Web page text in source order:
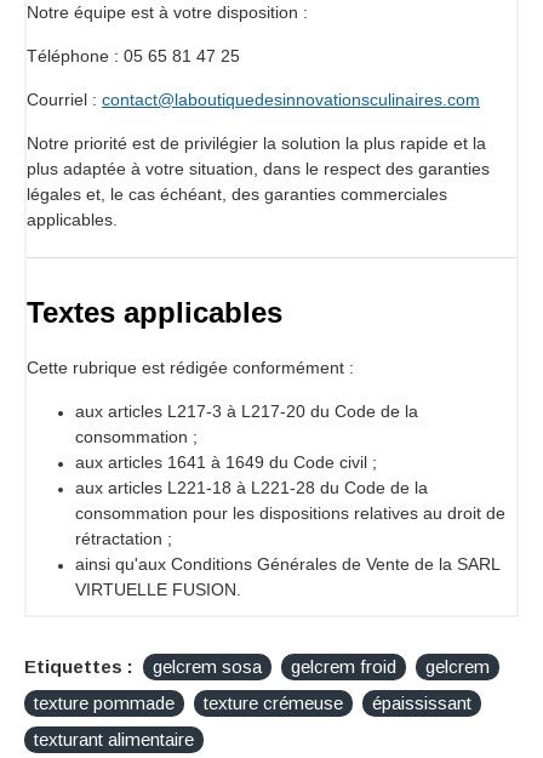
Notre équipe est à votre disposition :
Téléphone : 05 65 81 47 25
Courriel : contact@laboutiquedesinnovationsculinaires.com
Notre priorité est de privilégier la solution la plus rapide et la
plus adaptée à votre situation, dans le respect des garanties
légales et, le cas échéant, des garanties commerciales
applicables.
Textes applicables
Cette rubrique est rédigée conformément :
aux articles L217-3 à L217-20 du Code de la
consommation ;
aux articles 1641 à 1649 du Code civil ;
aux articles L221-18 à L221-28 du Code de la
consommation pour les dispositions relatives au droit de
rétractation ;
ainsi qu'aux Conditions Générales de Vente de la SARL
VIRTUELLE FUSION.
Etiquettes : gelcrem sosa gelcrem froid
gelcrem
texture pommade
texture crémeuse
épaississant
texturant alimentaire